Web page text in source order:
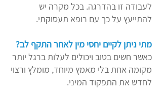
לעבודה זו בהדרגה. בכל מקרה יש
להתייעץ על כך עם רופא תעסוקתי.
מתי ניתן לקיים יחסי מין לאחר התקף לב?
כאשר חשים בטוב ויכולים לעלות ברגל יותר
מקומה אחת בלי מאמץ מיוחד, מומלץ ורצוי
לחדש את התפקוד המיני.